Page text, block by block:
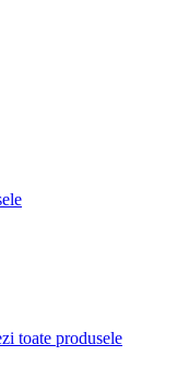
toate produsele